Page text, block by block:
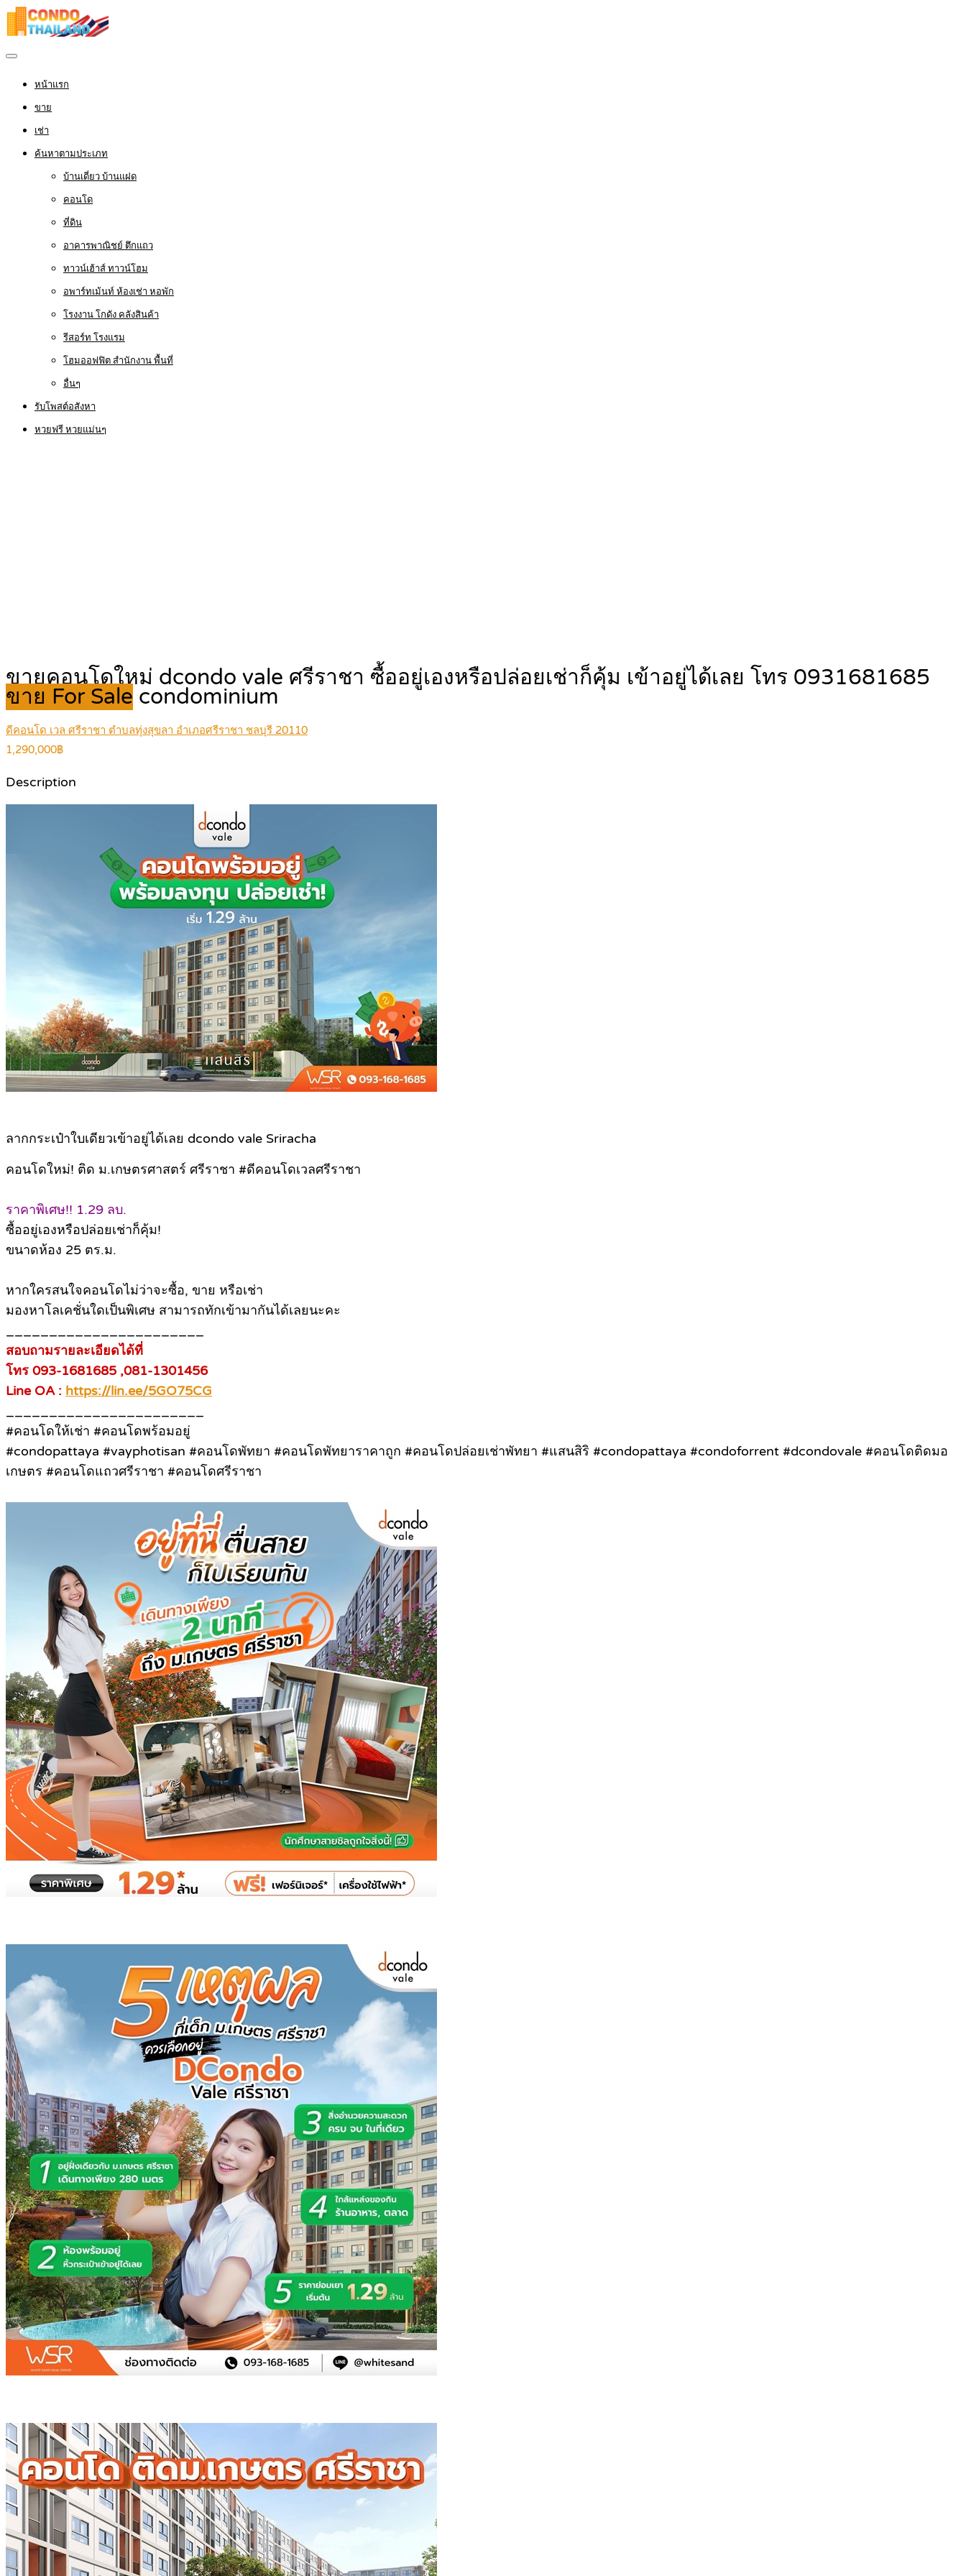
หน้าแรก
ขาย
เช่า
ค้นหาตามประเภท
บ้านเดี่ยว บ้านแฝด
คอนโด
ที่ดิน
อาคารพาณิชย์ ตึกแถว
ทาวน์เฮ้าส์ ทาวน์โฮม
อพาร์ทเม้นท์ ห้องเช่า หอพัก
โรงงาน โกดัง คลังสินค้า
รีสอร์ท โรงแรม
โฮมออฟฟิต สำนักงาน พื้นที่
อื่นๆ
รับโพสต์อสังหา
หวยฟรี หวยแม่นๆ
ขายคอนโดใหม่ dcondo vale ศรีราชา ซื้ออยู่เองหรือปล่อยเช่าก็คุ้ม เข้าอยู่ได้เลย โทร 0931681685
ขาย For Sale condominium
ดีคอนโด เวล ศรีราชา ตำบลทุ่งสุขลา อำเภอศรีราชา ชลบุรี 20110
1,290,000฿
Description
ลากกระเป๋าใบเดียวเข้าอยู่ได้เลย dcondo vale Sriracha
คอนโดใหม่! ติด ม.เกษตรศาสตร์ ศรีราชา #ดีคอนโดเวลศรีราชา
ราคาพิเศษ!! 1.29 ลบ.
ซื้ออยู่เองหรือปล่อยเช่าก็คุ้ม!
ขนาดห้อง 25 ตร.ม.
หากใครสนใจคอนโดไม่ว่าจะซื้อ, ขาย หรือเช่า
มองหาโลเคชั่นใดเป็นพิเศษ สามารถทักเข้ามากันได้เลยนะคะ
สอบถามรายละเอียดได้ที่
โทร 093-1681685 ,081-1301456
Line OA : https://lin.ee/5GO75CG
#คอนโดให้เช่า #คอนโดพร้อมอยู่
#condopattaya #vayphotisan #คอนโดพัทยา #คอนโดพัทยาราคาถูก #คอนโดปล่อยเช่าพัทยา #แสนสิริ #condopattaya #condoforrent #dcondovale #คอนโดติดมอ
เกษตร #คอนโดแถวศรีราชา #คอนโดศรีราชา